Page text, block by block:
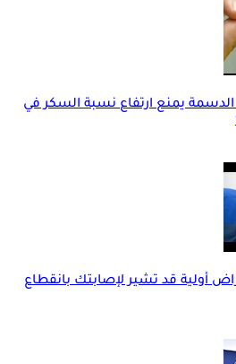
يمنع ارتفاع نسبة السكر في
أولية قد تشير لإصابتك بانقطاع